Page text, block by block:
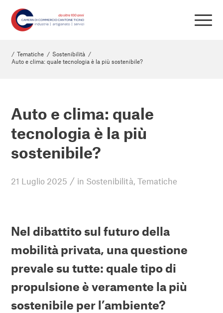
/ Tematiche / Sostenibilità /
Auto e clima: quale tecnologia è la più sostenibile?
Auto e clima: quale
tecnologia è la più
sostenibile?
21 Luglio 2025 / in Sostenibilità,Tematiche
Nel dibattito sul futuro della
mobilità privata, una questione
prevale su tutte: quale tipo di
propulsione è veramente la più
sostenibile per l’ambiente?